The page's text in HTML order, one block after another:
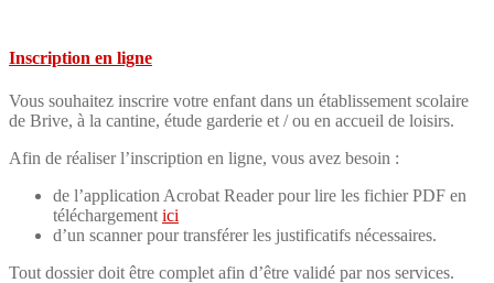
Inscription en ligne
Vous souhaitez inscrire votre enfant dans un établissement scolaire
de Brive, à la cantine, étude garderie et / ou en accueil de loisirs.
Afin de réaliser l’inscription en ligne, vous avez besoin :
de l’application Acrobat Reader pour lire les fichier PDF en
téléchargement ici
d’un scanner pour transférer les justificatifs nécessaires.
Tout dossier doit être complet afin d’être validé par nos services.